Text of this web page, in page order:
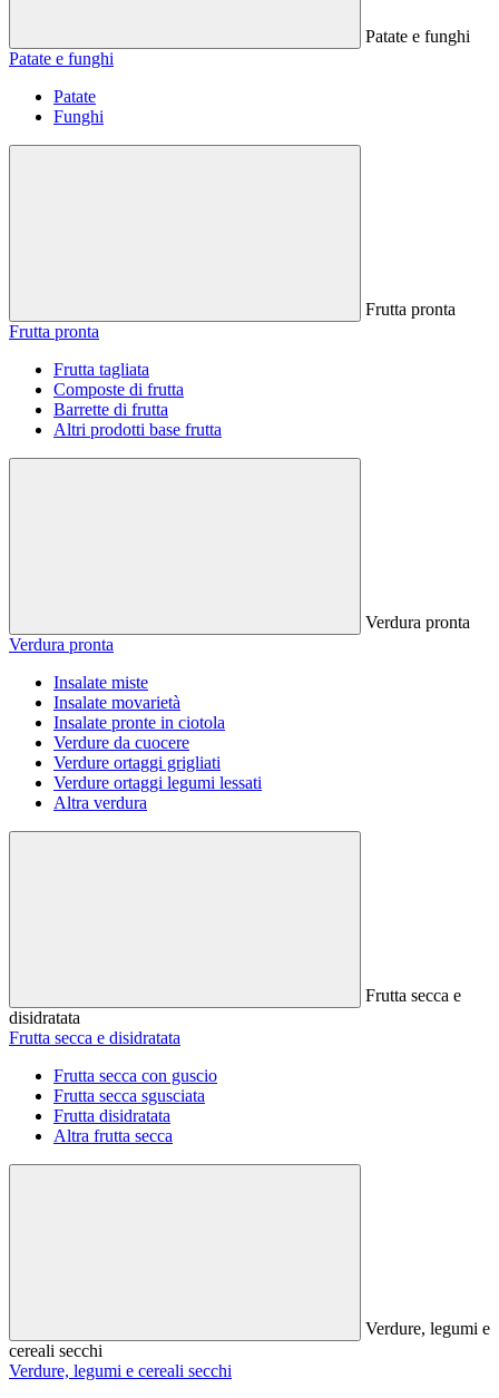
Patate e funghi
Patate e funghi
Patate
Funghi
Frutta pronta
Frutta pronta
Frutta tagliata
Composte di frutta
Barrette di frutta
Altri prodotti base frutta
Verdura pronta
Verdura pronta
Insalate miste
Insalate movarietà
Insalate pronte in ciotola
Verdure da cuocere
Verdure ortaggi grigliati
Verdure ortaggi legumi lessati
Altra verdura
Frutta secca e
disidratata
Frutta secca e disidratata
Frutta secca con guscio
Frutta secca sgusciata
Frutta disidratata
Altra frutta secca
Verdure, legumi e
cereali secchi
Verdure, legumi e cereali secchi